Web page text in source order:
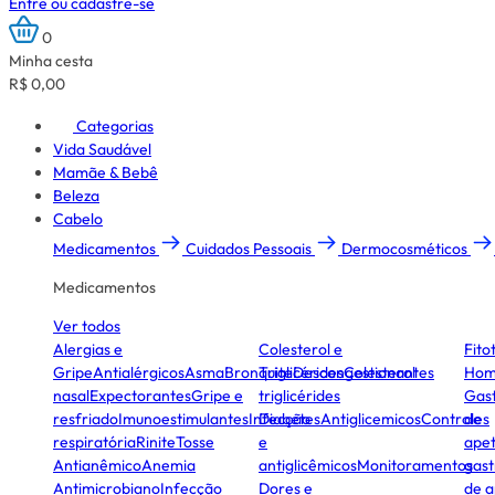
0
Minha cesta
R$ 0,00
Categorias
Vida Saudável
Mamãe & Bebê
Beleza
Cabelo
Medicamentos
Cuidados Pessoais Dermocosméticos
Medicamentos
Ver todos
Alergias e
GripeAntialérgicosAsmaBronquiteDescongestionantes
nasalExpectorantesGripe e
resfriadoImunoestimulantesInfecção
respiratóriaRiniteTosse
AntianêmicoAnemia
AntimicrobianoInfecção
Colesterol e
TriglicéridesColesterol
triglicérides
DiabetesAntiglicemicosControles
e
antiglicêmicosMonitoramentos
Dores e
de
de